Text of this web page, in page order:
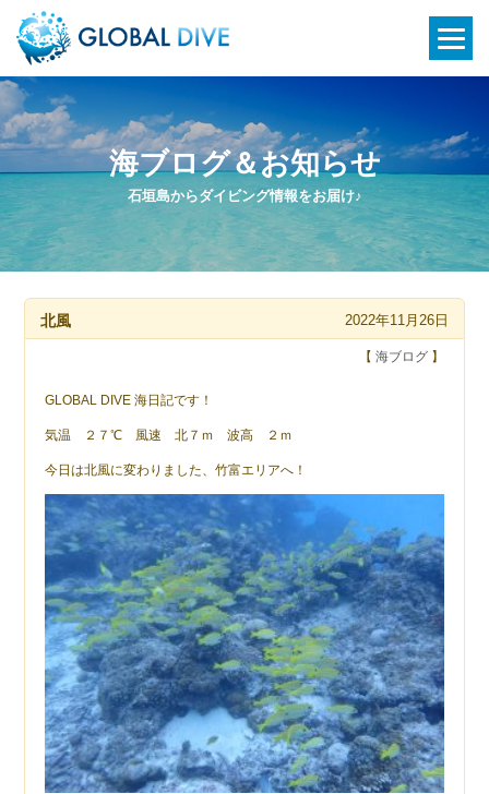
石垣島からダイビング情報をお届け♪
海ブログ＆お知らせ
北風 2022年11月26日
【 海ブログ】
GLOBAL DIVE 海日記です！
気温 ２７℃ 風速 北７ｍ 波高 ２ｍ
今日は北風に変わりました、竹富エリアへ！